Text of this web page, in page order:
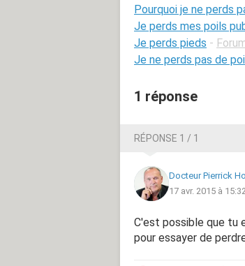
Pourquoi je ne perds
Je perds mes poils
Je perds pieds -
Je ne perds pas de
1 réponse
RÉPONSE 1 / 1
Docteur Pierrick
17 avr. 2015 à 15:32
C'est possible que tu
pour essayer de